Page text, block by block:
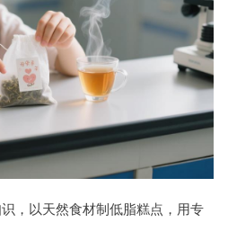
，以天然食材制低脂糕点，用专